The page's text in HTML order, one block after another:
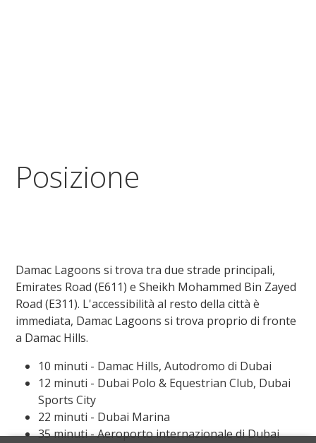
Posizione
Damac Lagoons si trova tra due strade principali,
Emirates Road (E611) e Sheikh Mohammed Bin Zayed
Road (E311). L'accessibilità al resto della città è
immediata, Damac Lagoons si trova proprio di fronte
a Damac Hills.
10 minuti - Damac Hills, Autodromo di Dubai
12 minuti - Dubai Polo & Equestrian Club, Dubai
Sports City
22 minuti - Dubai Marina
35 minuti - Aeroporto internazionale di Dubai